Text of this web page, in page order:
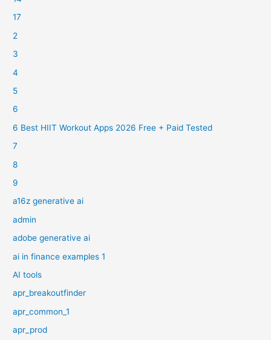
17
2
3
4
5
6
6 Best HIIT Workout Apps 2026 Free + Paid Tested
7
8
9
a16z generative ai
admin
adobe generative ai
ai in finance examples 1
AI tools
apr_breakoutfinder
apr_common_1
apr_prod